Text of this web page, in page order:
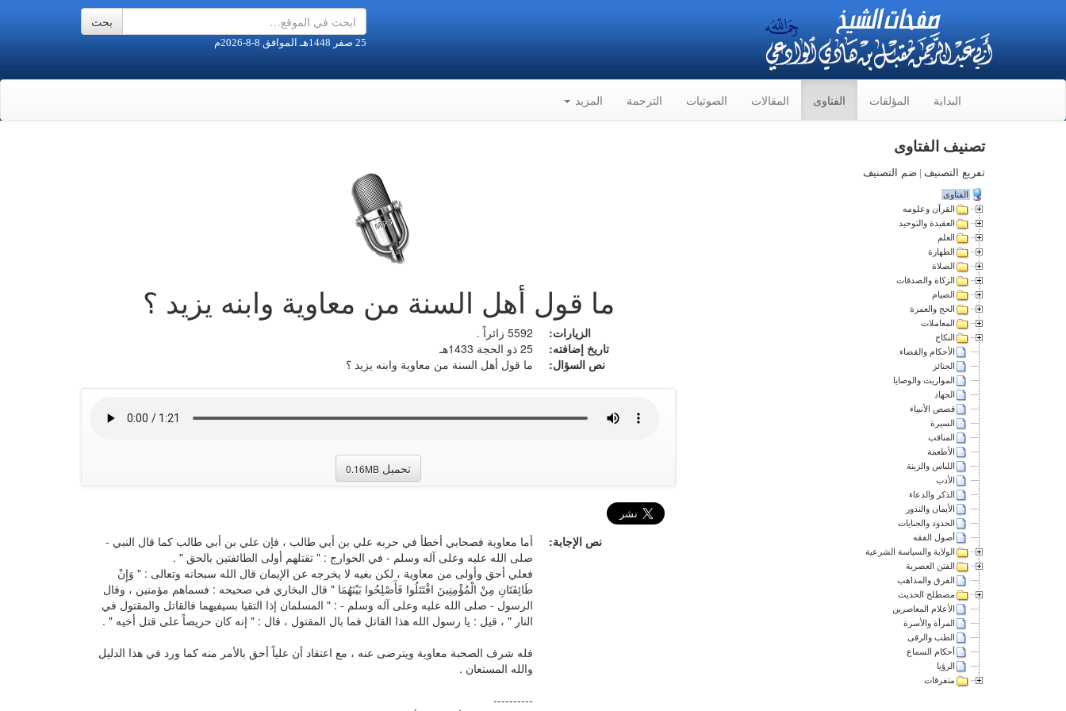
25 صفر 1448هـ الموافق 8-8-2026م
البداية المؤلفات الفتاوى المقالات الصوتيات الترجمة المزيد
ما قول أهل السنة من معاوية وابنه يزيد ؟
الزيارات:
5592 زائراً .
تاريخ إضافته:
25 ذو الحجة 1433هـ
نص السؤال:
ما قول أهل السنة من معاوية وابنه يزيد ؟
تحميل 0.16MB
نص الإجابة:
أما معاوية فصحابي أخطأ في حربه علي بن أبي طالب ، فإن علي بن أبي طالب كما قال النبي -
صلى الله عليه وعلى آله وسلم - في الخوارج : " تقتلهم أولى الطائفتين بالحق " .
فعلي أحق وأولى من معاوية ، لكن بغيه لا يخرجه عن الإيمان قال الله سبحانه وتعالى : " وَإِنْ
طَائِفَتَانِ مِنْ الْمُؤْمِنِينَ اقْتَتَلُوا فَأَصْلِحُوا بَيْنَهُمَا " قال البخاري في صحيحه : فسماهم مؤمنين ، وقال
الرسول - صلى الله عليه وعلى آله وسلم - : " المسلمان إذا التقيا بسيفيهما فالقاتل والمقتول في
النار " ، قيل : يا رسول الله هذا القاتل فما بال المقتول ، قال : " إنه كان حريصاً على قتل أخيه " .
فله شرف الصحبة معاوية ويترضى عنه ، مع اعتقاد أن علياً أحق بالأمر منه كما ورد في هذا الدليل
والله المستعان .
----------
تصنيف الفتاوى
تفريع التصنيف | ضم التصنيف
الفتاوى
القرآن وعلومه
العقيدة والتوحيد
العلم
الطهارة
الصلاة
الزكاة والصدقات
الصيام
الحج والعمرة
المعاملات
النكاح
الأحكام والقضاء
الجنائز
المواريث والوصايا
الجهاد
قصص الأنبياء
السيرة
المناقب
الأطعمة
اللباس والزينة
الأدب
الذكر والدعاء
الأيمان والنذور
الحدود والجنايات
أصول الفقه
الولاية والسياسة الشرعية
الفتن العصرية
الفرق والمذاهب
مصطلح الحديث
الأعلام المعاصرين
المرأة والأسرة
الطب والرقى
أحكام السماع
الرؤيا
متفرقات